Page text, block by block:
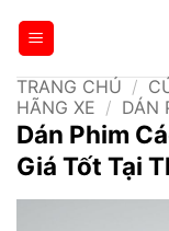
qua
dungTRANG CHỦ /
HÃNG XE / DÁN
Dán Phim
Giá Tốt Tại